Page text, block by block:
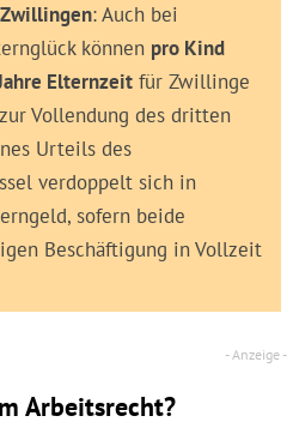
: Auch bei
können pro Kind
Elternzeit für Zwillinge
Vollendung des dritten
Urteils des
verdoppelt sich in
sofern beide
Beschäftigung in Vollzeit
Arbeitsrecht?